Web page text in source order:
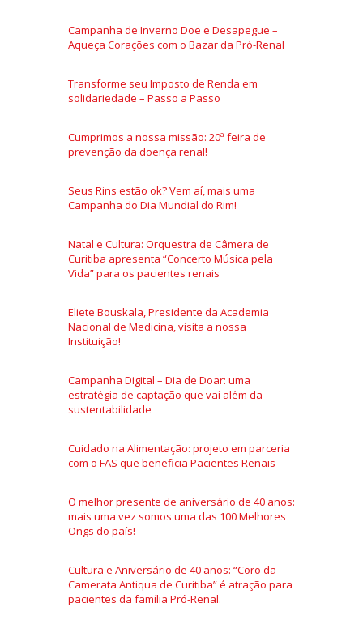
Campanha de Inverno Doe e Desapegue –
Aqueça Corações com o Bazar da Pró-Renal
Transforme seu Imposto de Renda em
solidariedade – Passo a Passo
Cumprimos a nossa missão: 20ª feira de
prevenção da doença renal!
Seus Rins estão ok? Vem aí, mais uma
Campanha do Dia Mundial do Rim!
Natal e Cultura: Orquestra de Câmera de
Curitiba apresenta “Concerto Música pela
Vida” para os pacientes renais
Eliete Bouskala, Presidente da Academia
Nacional de Medicina, visita a nossa
Instituição!
Campanha Digital – Dia de Doar: uma
estratégia de captação que vai além da
sustentabilidade
Cuidado na Alimentação: projeto em parceria
com o FAS que beneficia Pacientes Renais
O melhor presente de aniversário de 40 anos:
mais uma vez somos uma das 100 Melhores
Ongs do país!
Cultura e Aniversário de 40 anos: “Coro da
Camerata Antiqua de Curitiba” é atração para
pacientes da família Pró-Renal.